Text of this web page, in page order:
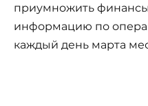
приумножить
информацию по
каждый день марта